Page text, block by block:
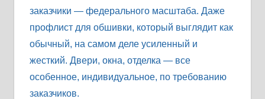
заказчики — федерального масштаба. Даже
профлист для обшивки, который выглядит как
обычный, на самом деле усиленный и
жесткий. Двери, окна, отделка — все
особенное, индивидуальное, по требованию
заказчиков.